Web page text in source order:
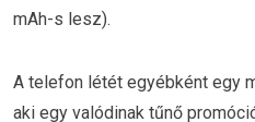
mAh-s lesz).
A telefon létét egyébként egy
aki egy valódinak tűnő